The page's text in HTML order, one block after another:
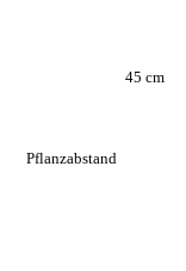
Pflanzabstand
45 cm